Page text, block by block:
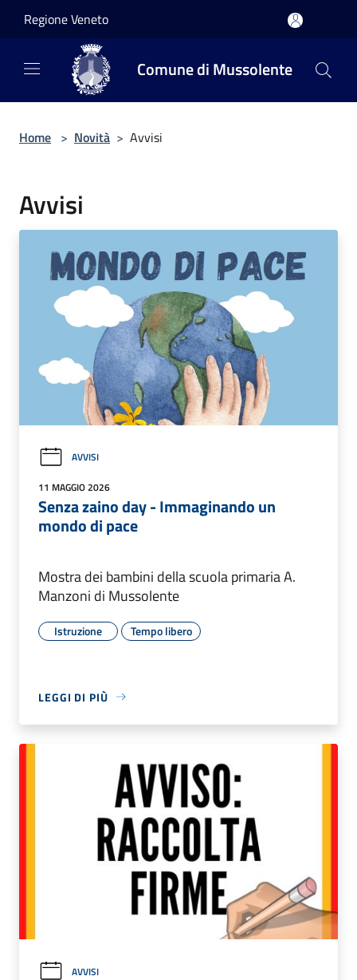
Regione Veneto
Comune di Mussolente
Home > Novità > Avvisi
Avvisi
AVVISI
11 MAGGIO 2026
Senza zaino day - Immaginando un
mondo di pace
Mostra dei bambini della scuola primaria A.
Manzoni di Mussolente
Istruzione Tempo libero
LEGGI DI PIÙ
AVVISI